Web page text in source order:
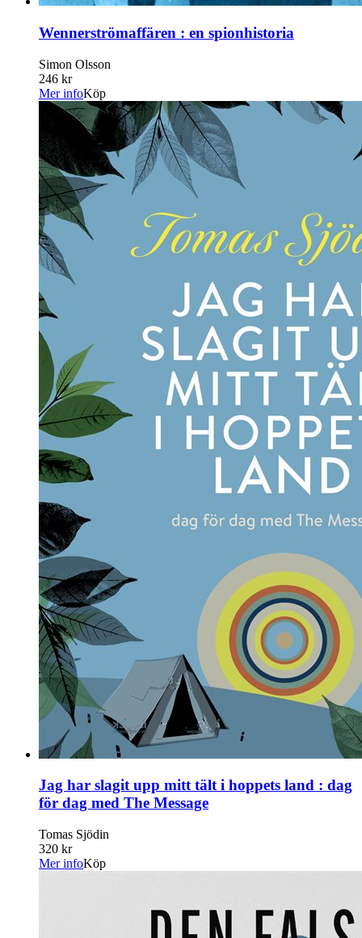
Wennerströmaffären : en spionhistoria
Simon Olsson
246 kr
Mer infoKöp
Jag har slagit upp mitt tält i hoppets land : dag
för dag med The Message
Tomas Sjödin
320 kr
Mer infoKöp